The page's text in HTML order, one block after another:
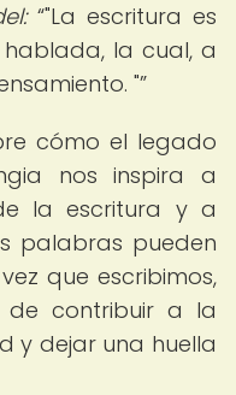
"La escritura es
la cual, a
"
cómo el legado
nos inspira a
la escritura y a
palabras pueden
que escribimos,
de contribuir a la
y dejar una huella